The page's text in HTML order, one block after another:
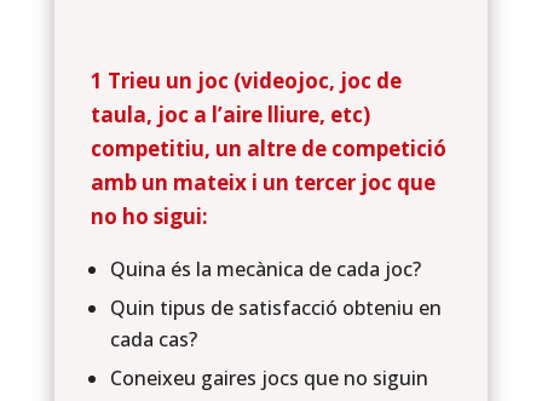
1 Trieu un joc (videojoc, joc de
taula, joc a l’aire lliure, etc)
competitiu, un altre de competició
amb un mateix i un tercer joc que
no ho sigui:
Quina és la mecànica de cada joc?
Quin tipus de satisfacció obteniu en
cada cas?
Coneixeu gaires jocs que no siguin